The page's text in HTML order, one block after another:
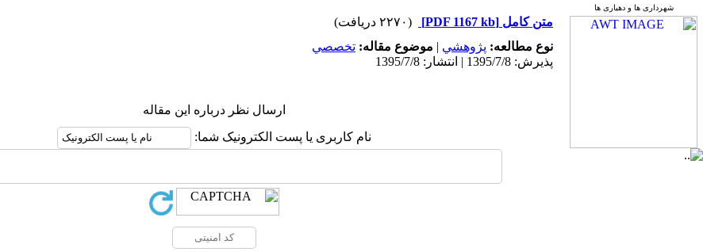
شهرداری ها و دهیاری ها
متن کامل [PDF 1167 kb]
(۲۲۷۰ دریافت)
نوع مطالعه: پژوهشي | موضوع مقاله: تخصصي
پذیرش: 1395/7/8 | انتشار: 1395/7/8
ارسال نظر درباره این مقاله
نام کاربری یا پست الکترونیک شما: